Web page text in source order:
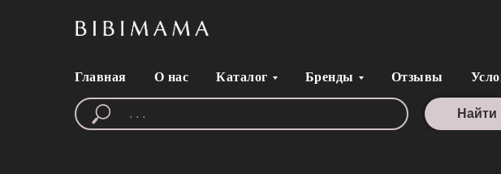
Главная О нас Каталог Бренды Отзывы
Найти